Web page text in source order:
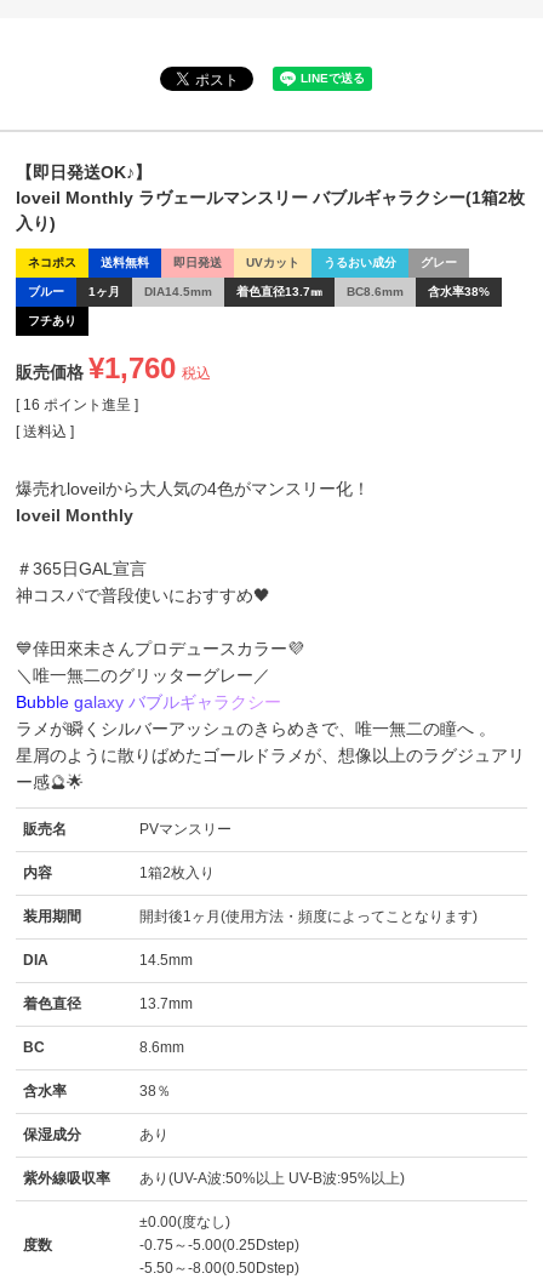
【即日発送OK♪】
loveil Monthly ラヴェールマンスリー バブルギャラクシー(1箱2枚
入り)
ネコポス 送料無料 即日発送 UVカット うるおい成分 グレー
ブルー 1ヶ月 DIA14.5mm 着色直径13.7㎜ BC8.6mm 含水率38%
フチあり
販売価格 ¥1,760 税込
[ 16 ポイント進呈 ]
送料込
爆売れloveilから大人気の4色がマンスリー化！
loveil Monthly
＃365日GAL宣言
神コスパで普段使いにおすすめ🖤
💙倖田來未さんプロデュースカラー💜
＼唯一無二のグリッターグレー／
Bubble galaxy バブルギャラ ク シー
ラメが瞬くシルバーアッシュのきらめきで、唯一無二の瞳へ 。
星屑のように散りばめたゴールドラメが、想像以上のラグジュアリ
ー感🔮🌟
販売名 PVマンスリー
内容 1箱2枚入り
装用期間 開封後1ヶ月(使用方法・頻度によってことなります)
DIA 14.5mm
着色直径 13.7mm
BC 8.6mm
含水率 38％
保湿成分 あり
紫外線吸収率 あり(UV-A波:50%以上 UV-B波:95%以上)
度数
±0.00(度なし)
-0.75～-5.00(0.25Dstep)
-5.50～-8.00(0.50Dstep)